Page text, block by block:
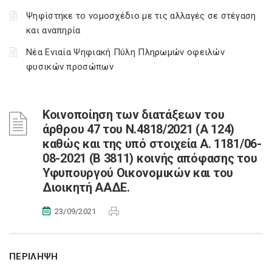
Ψηφίστηκε το νομοσχέδιο με τις αλλαγές σε στέγαση
και αναπηρία
Νέα Ενιαία Ψηφιακή Πύλη Πληρωμών οφειλών
φυσικών προσώπων
Κοινοποίηση των διατάξεων του
άρθρου 47 του Ν.4818/2021 (Α 124)
καθώς και της υπό στοιχεία Α. 1181/06-
08-2021 (Β 3811) κοινής απόφασης του
Υφυπουργού Οικονομικών και του
Διοικητή ΑΑΔΕ.
23/09/2021
ΠΕΡΙΛΗΨΗ